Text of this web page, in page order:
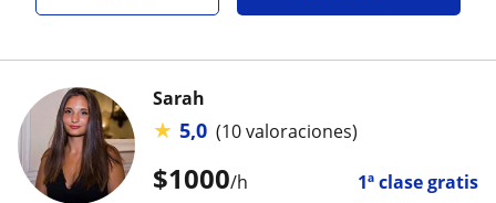
$1000/h 1ª clase gratis
Sarah
★ 5,0 (10 valoraciones)